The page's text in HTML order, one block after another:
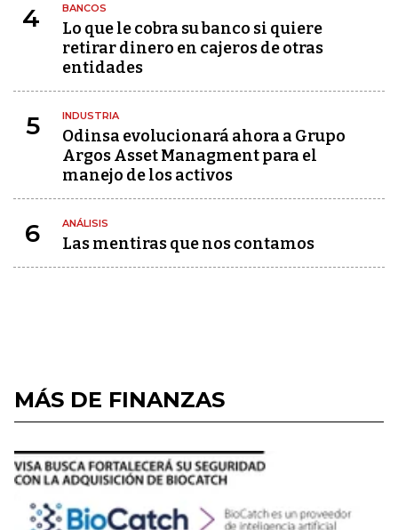
4 BANCOS
Lo que le cobra su banco si quiere
retirar dinero en cajeros de otras
entidades
5 INDUSTRIA
Odinsa evolucionará ahora a Grupo
Argos Asset Managment para el
manejo de los activos
6 ANÁLISIS
Las mentiras que nos contamos
MÁS DE FINANZAS